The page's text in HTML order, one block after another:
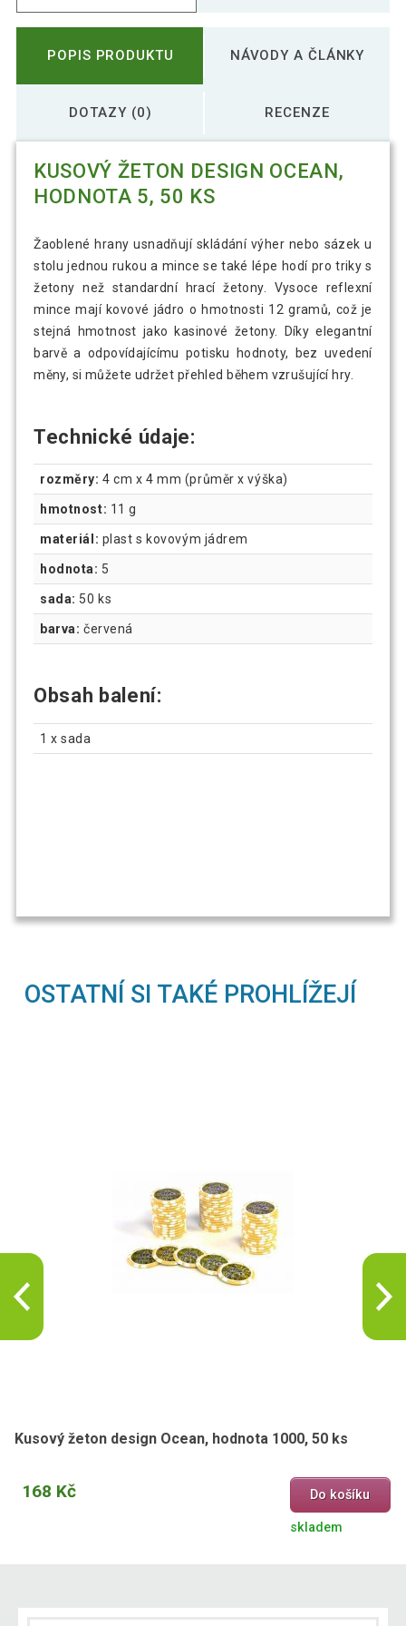
POPIS PRODUKTU NÁVODY A ČLÁNKY
DOTAZY (0) RECENZE
KUSOVÝ ŽETON DESIGN OCEAN,
HODNOTA 5, 50 KS
Žaoblené hrany usnadňují skládání výher nebo sázek u
stolu jednou rukou a mince se také lépe hodí pro triky s
žetony než standardní hrací žetony. Vysoce reflexní
mince mají kovové jádro o hmotnosti 12 gramů, což je
stejná hmotnost jako kasinové žetony. Díky elegantní
barvě a odpovídajícímu potisku hodnoty, bez uvedení
měny, si můžete udržet přehled během vzrušující hry.
Technické údaje:
rozměry: 4 cm x 4 mm (průměr x výška)
hmotnost: 11 g
materiál: plast s kovovým jádrem
hodnota: 5
sada: 50 ks
barva:červená
Obsah balení:
1 x sada
OSTATNÍ SI TAKÉ PROHLÍŽEJÍ
Kusový žeton design Ocean, hodnota 1000, 50 ks
168 Kč Do košíku
skladem